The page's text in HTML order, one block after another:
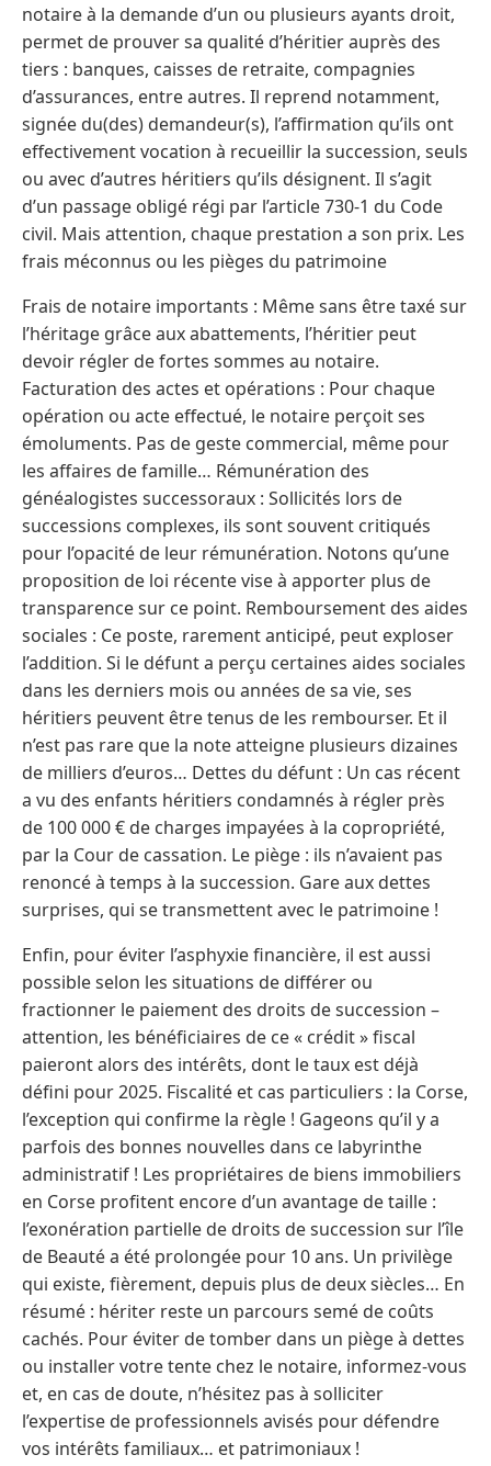
notaire à la demande d’un ou plusieurs ayants droit,
permet de prouver sa qualité d’héritier auprès des
tiers : banques, caisses de retraite, compagnies
d’assurances, entre autres. Il reprend notamment,
signée du(des) demandeur(s), l’affirmation qu’ils ont
effectivement vocation à recueillir la succession, seuls
ou avec d’autres héritiers qu’ils désignent. Il s’agit
d’un passage obligé régi par l’article 730-1 du Code
civil. Mais attention, chaque prestation a son prix. Les
frais méconnus ou les pièges du patrimoine
Frais de notaire importants : Même sans être taxé sur
l’héritage grâce aux abattements, l’héritier peut
devoir régler de fortes sommes au notaire.
Facturation des actes et opérations : Pour chaque
opération ou acte effectué, le notaire perçoit ses
émoluments. Pas de geste commercial, même pour
les affaires de famille… Rémunération des
généalogistes successoraux : Sollicités lors de
successions complexes, ils sont souvent critiqués
pour l’opacité de leur rémunération. Notons qu’une
proposition de loi récente vise à apporter plus de
transparence sur ce point. Remboursement des aides
sociales : Ce poste, rarement anticipé, peut exploser
l’addition. Si le défunt a perçu certaines aides sociales
dans les derniers mois ou années de sa vie, ses
héritiers peuvent être tenus de les rembourser. Et il
n’est pas rare que la note atteigne plusieurs dizaines
de milliers d’euros… Dettes du défunt : Un cas récent
a vu des enfants héritiers condamnés à régler près
de 100 000 € de charges impayées à la copropriété,
par la Cour de cassation. Le piège : ils n’avaient pas
renoncé à temps à la succession. Gare aux dettes
surprises, qui se transmettent avec le patrimoine !
Enfin, pour éviter l’asphyxie financière, il est aussi
possible selon les situations de différer ou
fractionner le paiement des droits de succession –
attention, les bénéficiaires de ce « crédit » fiscal
paieront alors des intérêts, dont le taux est déjà
défini pour 2025. Fiscalité et cas particuliers : la Corse,
l’exception qui confirme la règle ! Gageons qu’il y a
parfois des bonnes nouvelles dans ce labyrinthe
administratif ! Les propriétaires de biens immobiliers
en Corse profitent encore d’un avantage de taille :
l’exonération partielle de droits de succession sur l’île
de Beauté a été prolongée pour 10 ans. Un privilège
qui existe, fièrement, depuis plus de deux siècles… En
résumé : hériter reste un parcours semé de coûts
cachés. Pour éviter de tomber dans un piège à dettes
ou installer votre tente chez le notaire, informez-vous
et, en cas de doute, n’hésitez pas à solliciter
l’expertise de professionnels avisés pour défendre
vos intérêts familiaux… et patrimoniaux !